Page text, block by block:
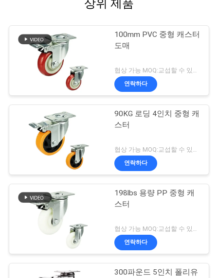
상위 제품
100mm PVC 중형 캐스터
도매
협상 가능 MOQ:교섭할 수 있습니다
연락하다
90KG 로딩 4인치 중형 캐
스터
연락하다
198lbs 용량 PP 중형 캐
스터
연락하다
300파운드 5인치 폴리유